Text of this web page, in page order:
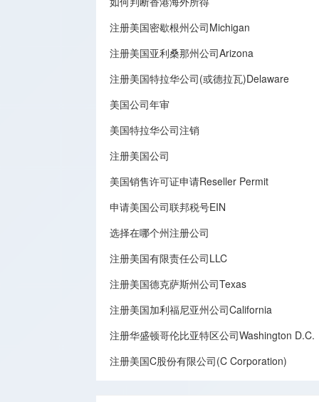
注册美国密歇根州公司Michigan
注册美国亚利桑那州公司Arizona
注册美国特拉华公司(或德拉瓦)Delaware
美国公司年审
美国特拉华公司注销
注册美国公司
美国销售许可证申请Reseller Permit
申请美国公司联邦税号EIN
选择在哪个州注册公司
注册美国有限责任公司LLC
注册美国德克萨斯州公司Texas
注册美国加利福尼亚州公司California
注册华盛顿哥伦比亚特区公司Washington D.C.
注册美国C股份有限公司(C Corporation)